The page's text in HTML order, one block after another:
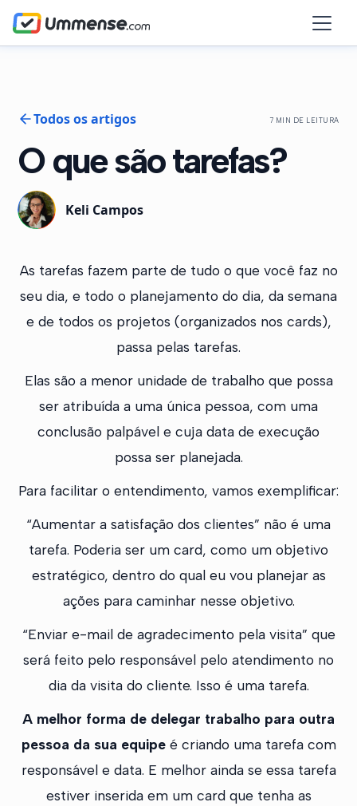
Todos os artigos 7 MIN DE LEITURA
O que são tarefas?
Keli Campos
As tarefas fazem parte de tudo o que você faz no
seu dia, e todo o planejamento do dia, da semana
e de todos os projetos (organizados nos cards),
passa pelas tarefas.
Elas são a menor unidade de trabalho que possa
ser atribuída a uma única pessoa, com uma
conclusão palpável e cuja data de execução
possa ser planejada.
Para facilitar o entendimento, vamos exemplificar:
“Aumentar a satisfação dos clientes” não é uma
tarefa. Poderia ser um card, como um objetivo
estratégico, dentro do qual eu vou planejar as
ações para caminhar nesse objetivo.
“Enviar e-mail de agradecimento pela visita” que
será feito pelo responsável pelo atendimento no
dia da visita do cliente. Isso é uma tarefa.
A melhor forma de delegar trabalho para outra
pessoa da sua equipeé criando uma tarefa com
responsável e data. E melhor ainda se essa tarefa
estiver inserida em um card que tenha as